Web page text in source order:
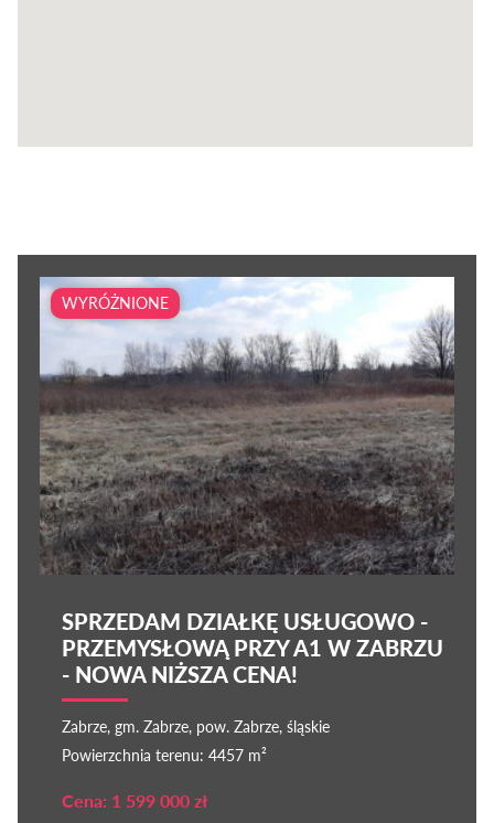
WYRÓŻNIONE
SPRZEDAM DZIAŁKĘ USŁUGOWO -
PRZEMYSŁOWĄ PRZY A1 W ZABRZU
- NOWA NIŻSZA CENA!
Zabrze, gm. Zabrze, pow. Zabrze, śląskie
Powierzchnia terenu: 4457 m²
Cena: 1 599 000 zł